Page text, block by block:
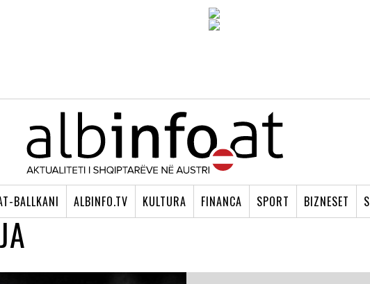
BALLKANI ALBINFO.TV KULTURA FINANCA SPORT BIZNESET